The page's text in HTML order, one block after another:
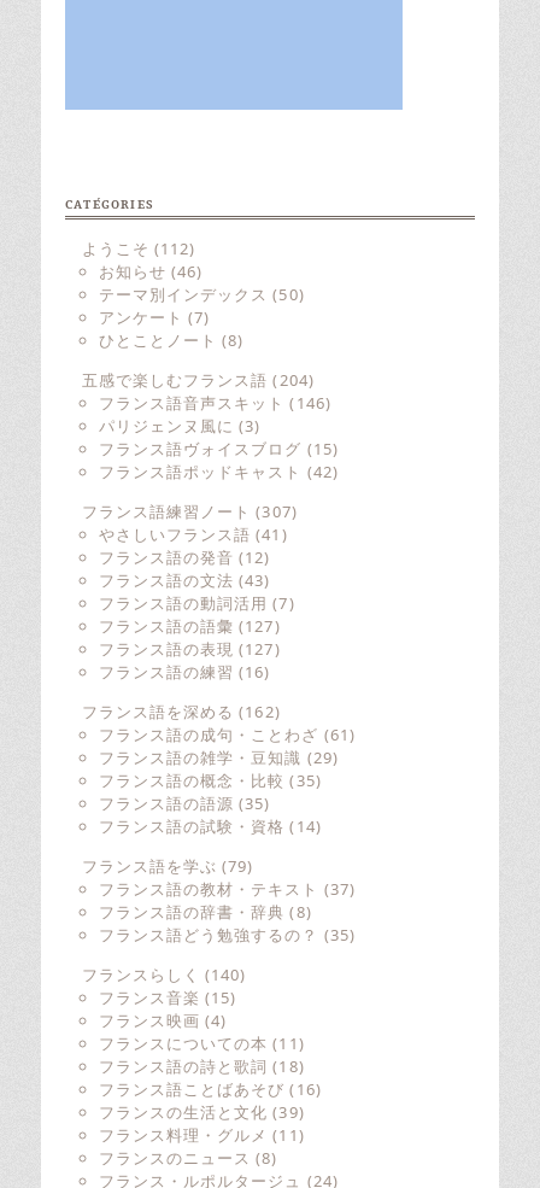
CATÉGORIES
ようこそ (112)
お知らせ (46)
テーマ別インデックス (50)
アンケート (7)
ひとことノート (8)
五感で楽しむフランス語 (204)
フランス語音声スキット (146)
パリジェンヌ風に (3)
フランス語ヴォイスブログ (15)
フランス語ポッドキャスト (42)
フランス語練習ノート (307)
やさしいフランス語 (41)
フランス語の発音 (12)
フランス語の文法 (43)
フランス語の動詞活用 (7)
フランス語の語彙 (127)
フランス語の表現 (127)
フランス語の練習 (16)
フランス語を深める (162)
フランス語の成句・ことわざ (61)
フランス語の雑学・豆知識 (29)
フランス語の概念・比較 (35)
フランス語の語源 (35)
フランス語の試験・資格 (14)
フランス語を学ぶ (79)
フランス語の教材・テキスト (37)
フランス語の辞書・辞典 (8)
フランス語どう勉強するの？ (35)
フランスらしく (140)
フランス音楽 (15)
フランス映画 (4)
フランスについての本 (11)
フランス語の詩と歌詞 (18)
フランス語ことばあそび (16)
フランスの生活と文化 (39)
フランス料理・グルメ (11)
フランスのニュース (8)
フランス・ルポルタージュ (24)